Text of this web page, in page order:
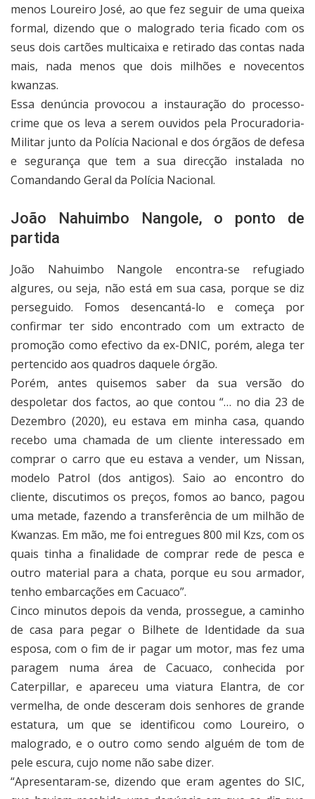
menos Loureiro José, ao que fez seguir de uma queixa
formal, dizendo que o malogrado teria ficado com os
seus dois cartões multicaixa e retirado das contas nada
mais, nada menos que dois milhões e novecentos
kwanzas.
Essa denúncia provocou a instauração do processo-
crime que os leva a serem ouvidos pela Procuradoria-
Militar junto da Polícia Nacional e dos órgãos de defesa
e segurança que tem a sua direcção instalada no
Comandando Geral da Polícia Nacional.
João Nahuimbo Nangole, o ponto de
partida
João Nahuimbo Nangole encontra-se refugiado
algures, ou seja, não está em sua casa, porque se diz
perseguido. Fomos desencantá-lo e começa por
confirmar ter sido encontrado com um extracto de
promoção como efectivo da ex-DNIC, porém, alega ter
pertencido aos quadros daquele órgão.
Porém, antes quisemos saber da sua versão do
despoletar dos factos, ao que contou “… no dia 23 de
Dezembro (2020), eu estava em minha casa, quando
recebo uma chamada de um cliente interessado em
comprar o carro que eu estava a vender, um Nissan,
modelo Patrol (dos antigos). Saio ao encontro do
cliente, discutimos os preços, fomos ao banco, pagou
uma metade, fazendo a transferência de um milhão de
Kwanzas. Em mão, me foi entregues 800 mil Kzs, com os
quais tinha a finalidade de comprar rede de pesca e
outro material para a chata, porque eu sou armador,
tenho embarcações em Cacuaco”.
Cinco minutos depois da venda, prossegue, a caminho
de casa para pegar o Bilhete de Identidade da sua
esposa, com o fim de ir pagar um motor, mas fez uma
paragem numa área de Cacuaco, conhecida por
Caterpillar, e apareceu uma viatura Elantra, de cor
vermelha, de onde desceram dois senhores de grande
estatura, um que se identificou como Loureiro, o
malogrado, e o outro como sendo alguém de tom de
pele escura, cujo nome não sabe dizer.
“Apresentaram-se, dizendo que eram agentes do SIC,